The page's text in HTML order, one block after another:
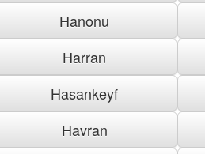
Hanonu
Harran
Hasankeyf
Havran